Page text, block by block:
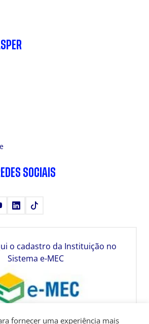
SOCIAIS
YoutubeLinkedIn
o cadastro da Instituição no
Sistema e-MEC
fornecer uma experiência mais